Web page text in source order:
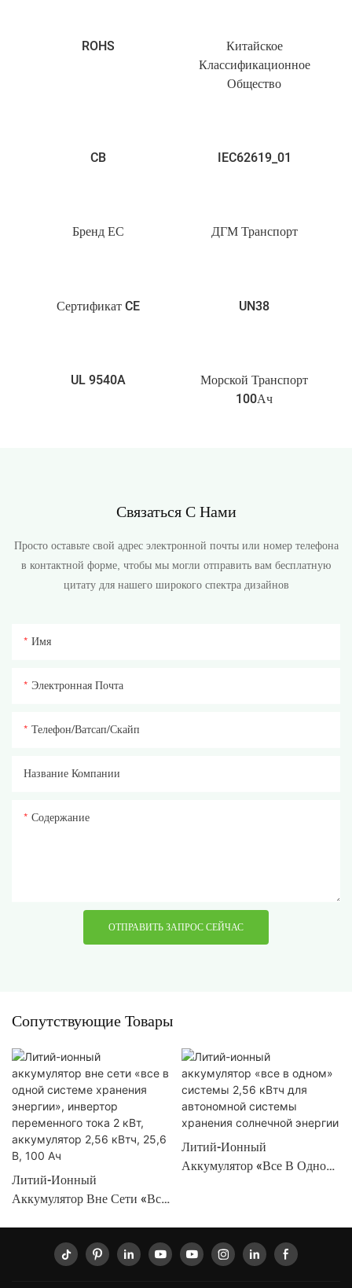
ROHS
Китайское
Классификационное
Общество
CB IEC62619_01
Бренд ЕС ДГМ Транспорт
Сертификат CE UN38
UL 9540A
Морской Транспорт
100Ач
Связаться С Нами
Просто оставьте свой адрес электронной почты или номер телефона
в контактной форме, чтобы мы могли отправить вам бесплатную
цитату для нашего широкого спектра дизайнов
Имя
Электронная Почта
Телефон/ватсап/скайп
Название Компании
Содержание
ОТПРАВИТЬ ЗАПРОС СЕЙЧАС
Сопутствующие Товары
Литий-Ионный
Аккумулятор Вне Сети «все
Переменного Тока 2 КВт,
Литий-Ионный
Аккумулятор «все В Одном»
Хранения Солнечной
Энергии